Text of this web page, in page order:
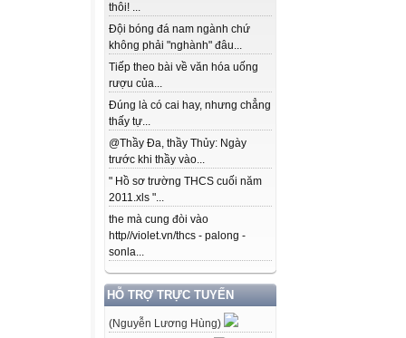
thôi! ...
Đội bóng đá nam ngành chứ
không phải "nghành" đâu...
Tiếp theo bài về văn hóa uống
rượu của...
Đúng là có cai hay, nhưng chẳng
thấy tự...
@Thầy Đa, thầy Thủy: Ngày
trước khi thầy vào...
" Hồ sơ trường THCS cuối năm
2011.xls "...
the mà cung đòi vào
http//violet.vn/thcs - palong -
sonla...
HỖ TRỢ TRỰC TUYẾN
(Nguyễn Lương Hùng)